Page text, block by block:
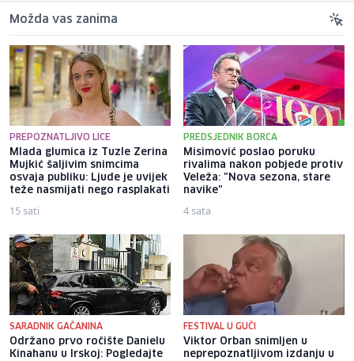
Možda vas zanima
PREPOZNATLJIVO LICE
Mlada glumica iz Tuzle Zerina
Mujkić šaljivim snimcima
osvaja publiku: Ljude je uvijek
teže nasmijati nego rasplakati
15 sati
PREDSJEDNIK BORCA
Misimović poslao poruku
rivalima nakon pobjede protiv
Veleža: "Nova sezona, stare
navike"
4 sata
SARADNIK GAČANINA
Održano prvo ročište Danielu
Kinahanu u Irskoj: Pogledajte
FESTIVAL U GUČI
Viktor Orban snimljen u
neprepoznatljivom izdanju u